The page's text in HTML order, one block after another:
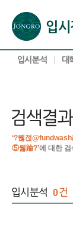
‘?붾젅
⑤뒗踰?’에 대한 검
0